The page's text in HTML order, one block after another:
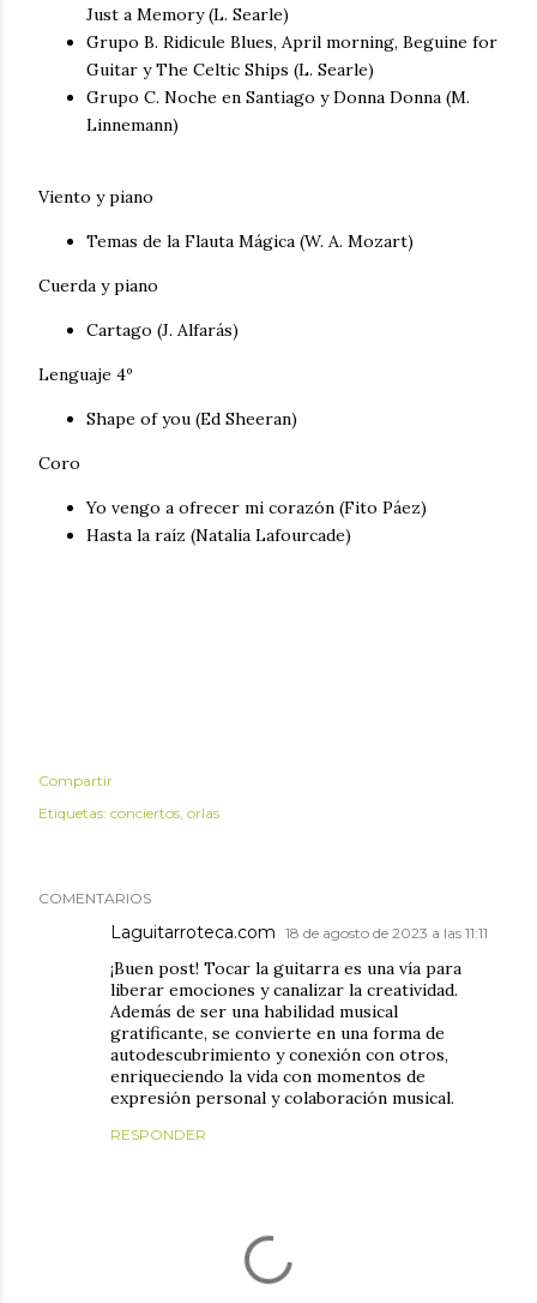
Just a Memory (L. Searle)
Grupo B. Ridicule Blues, April morning, Beguine for
Guitar y The Celtic Ships (L. Searle)
Grupo C. Noche en Santiago y Donna Donna (M.
Linnemann)
Viento y piano
Temas de la Flauta Mágica (W. A. Mozart)
Cuerda y piano
Cartago (J. Alfarás)
Lenguaje 4º
Shape of you (Ed Sheeran)
Coro
Yo vengo a ofrecer mi corazón (Fito Páez)
Hasta la raíz (Natalia Lafourcade)
Compartir
Etiquetas: conciertos orlas
COMENTARIOS
Laguitarroteca.com 18 de agosto de 2023 a las 11:11
¡Buen post! Tocar la guitarra es una vía para
liberar emociones y canalizar la creatividad.
Además de ser una habilidad musical
gratificante, se convierte en una forma de
autodescubrimiento y conexión con otros,
enriqueciendo la vida con momentos de
expresión personal y colaboración musical.
RESPONDER